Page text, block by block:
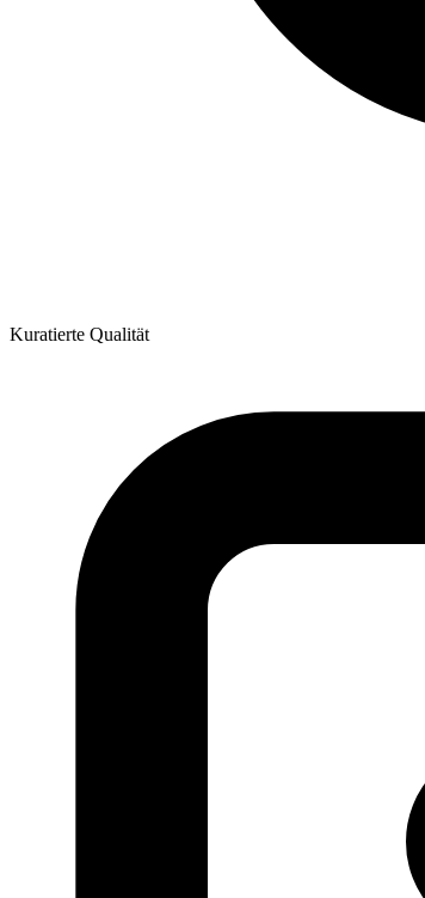
Kuratierte Qualität